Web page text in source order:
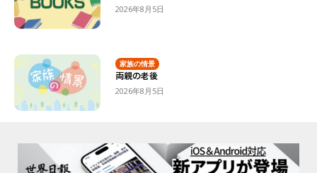
2026年8月5日
家族の情景
両親の老後
2026年8月5日